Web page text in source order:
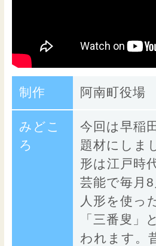
制作 阿南町役場
みどこ
ろ
今回は早稲
題材にしま
形は江戸時
芸能で毎月
人形を使っ
「三番叟」
われます。